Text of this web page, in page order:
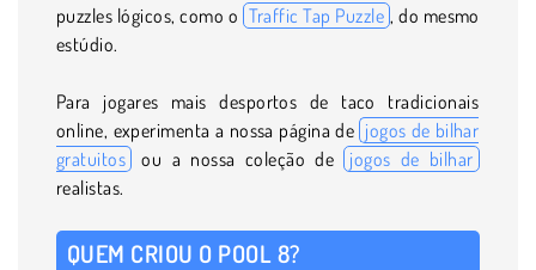
puzzles lógicos, como o Traffic Tap Puzzle , do mesmo
estúdio.
Para jogares mais desportos de taco tradicionais
online, experimenta a nossa página de jogos de bilhar
gratuitos
ou a nossa coleção de jogos de bilhar
realistas.
QUEM CRIOU O POOL 8?